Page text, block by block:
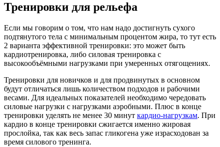
Тренировки для рельефа
Если мы говорим о том, что нам надо достигнуть сухого
подтянутого тела с минимальным процентом жира, то тут есть
2 варианта эффективной тренировки: это может быть
кардиотренировка, либо силовая тренировка с
высокообъёмными нагрузками при умеренных отягощениях.
Тренировки для новичков и для продвинутых в основном
будут отличаться лишь количеством подходов и рабочими
весами. Для идеальных показателей необходимо чередовать
силовые нагрузки с нагрузками аэробными. Плюс в конце
тренировки уделять не менее 30 минут кардио-нагрузкам. При
кардио в конце тренировки сжигается именно жировая
прослойка, так как весь запас гликогена уже израсходован за
время силового тренинга.